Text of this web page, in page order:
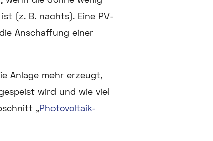
(z. B. nachts). Eine PV-
Anschaffung einer
Anlage mehr erzeugt,
wird und wie viel
„Photovoltaik-